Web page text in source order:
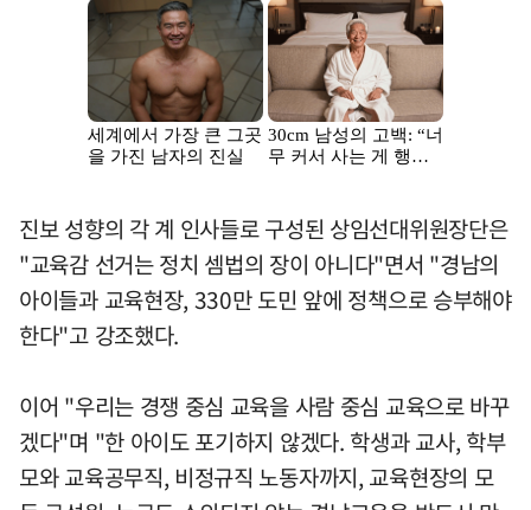
진보 성향의 각 계 인사들로 구성된 상임선대위원장단은
"교육감 선거는 정치 셈법의 장이 아니다"면서 "경남의
아이들과 교육현장, 330만 도민 앞에 정책으로 승부해야
한다"고 강조했다.
이어 "우리는 경쟁 중심 교육을 사람 중심 교육으로 바꾸
겠다"며 "한 아이도 포기하지 않겠다. 학생과 교사, 학부
모와 교육공무직, 비정규직 노동자까지, 교육현장의 모